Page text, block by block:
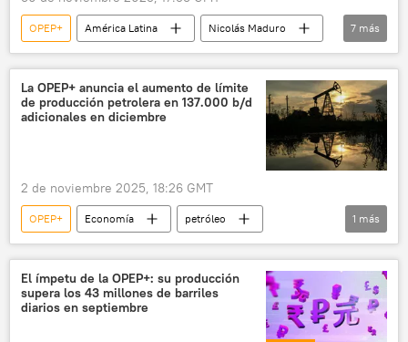
OPEP+ América Latina
Nicolás Maduro
Venezuela
OPEP
EEUU
Washington
🌎 América
seguridad
📰 Crisis militar entre EEUU y Venezuela
7 más
La OPEP+ anuncia el aumento de límite
de producción petrolera en 137.000 b/d
adicionales en diciembre
2 de noviembre 2025, 18:26 GMT
OPEP+ Economía
petróleo
📈 Mercados y finanzas
1 más
El ímpetu de la OPEP+: su producción
supera los 43 millones de barriles
diarios en septiembre